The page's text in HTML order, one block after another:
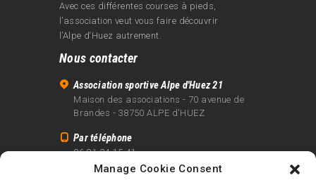
Manage Cookie Consent
Avec ces différentes courses à pieds,
l’association veut vous faire découvrir
l’Alpe d‘Huez autrement.
Nous contacter
Association sportive Alpe d'Huez 21
Maison des associations - 70 avenue de
Brandes - 38750 ALPE d'HUEZ
Par téléphone
06 81 24 15 41